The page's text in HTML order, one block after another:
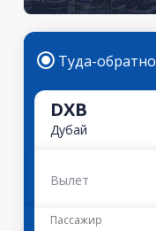
Туда-обратно
DXB
Дубай
Вылет
Пассажир